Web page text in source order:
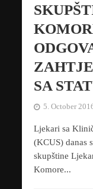
SA
5. October
Ljekari sa
(KCUS) danas
skupštine
Komore...